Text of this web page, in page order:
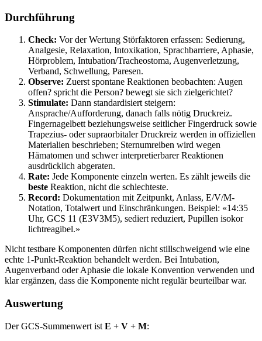
Durchführung
Check: Vor der Wertung Störfaktoren erfassen: Sedierung,
Analgesie, Relaxation, Intoxikation, Sprachbarriere, Aphasie,
Hörproblem, Intubation/Tracheostoma, Augenverletzung,
Verband, Schwellung, Paresen.
Observe: Zuerst spontane Reaktionen beobachten: Augen
offen? spricht die Person? bewegt sie sich zielgerichtet?
Stimulate: Dann standardisiert steigern:
Ansprache/Aufforderung, danach falls nötig Druckreiz.
Fingernagelbett beziehungsweise seitlicher Fingerdruck sowie
Trapezius- oder supraorbitaler Druckreiz werden in offiziellen
Materialien beschrieben; Sternumreiben wird wegen
Hämatomen und schwer interpretierbarer Reaktionen
ausdrücklich abgeraten.
Rate: Jede Komponente einzeln werten. Es zählt jeweils die
beste Reaktion, nicht die schlechteste.
Record: Dokumentation mit Zeitpunkt, Anlass, E/V/M-
Notation, Totalwert und Einschränkungen. Beispiel: «14:35
Uhr, GCS 11 (E3V3M5), sediert reduziert, Pupillen isokor
lichtreagibel.»
Nicht testbare Komponenten dürfen nicht stillschweigend wie eine
echte 1-Punkt-Reaktion behandelt werden. Bei Intubation,
Augenverband oder Aphasie die lokale Konvention verwenden und
klar ergänzen, dass die Komponente nicht regulär beurteilbar war.
Auswertung
Der GCS-Summenwert ist E + V + M: